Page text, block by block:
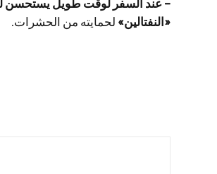
– عند السفر لوقت طويل يستحسن
«النفتالين» لحمايته من الحشرات.